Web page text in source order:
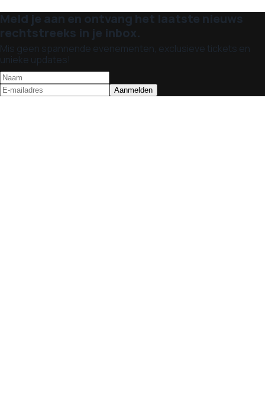
Meld je aan en ontvang het laatste nieuws
rechtstreeks in je inbox.
Mis geen spannende evenementen, exclusieve tickets en
unieke updates!